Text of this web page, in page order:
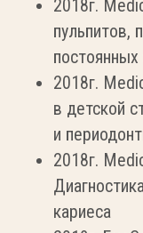
2018г.
пульпитов,
2018г.
в детской
и
2018г.
кариеса